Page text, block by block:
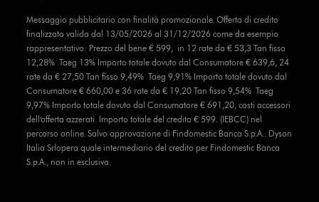
Messaggio pubblicitario con finalità promozionale. Offerta di credito
finalizzato valida dal 13/05/2026 al 31/12/2026 come da esempio
rappresentativo: Prezzo del bene € 599, in 12 rate da € 53,3 Tan fisso
12,28% Taeg 13% Importo totale dovuto dal Consumatore € 639,6, 24
rate da € 27,50 Tan fisso 9,49% Taeg 9,91% Importo totale dovuto dal
Consumatore € 660,00 e 36 rate da € 19,20 Tan fisso 9,54% Taeg
9,97% Importo totale dovuto dal Consumatore € 691,20, costi accessori
dell’offerta azzerati. Importo totale del credito € 599. (IEBCC) nel
percorso online. Salvo approvazione di Findomestic Banca S.p.A.. Dyson
Italia Srlopera quale intermediario del credito per Findomestic Banca
S.p.A., non in esclusiva.